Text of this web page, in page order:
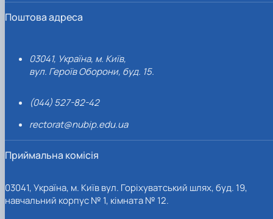
Поштова адреса
03041, Україна, м. Київ,
вул. Героїв Оборони, буд. 15.
(044) 527-82-42
rectorat@nubip.edu.ua
Приймальна комісія
03041, Україна, м. Київ вул. Горіхуватський шлях, буд. 19,
навчальний корпус № 1, кімната № 12.